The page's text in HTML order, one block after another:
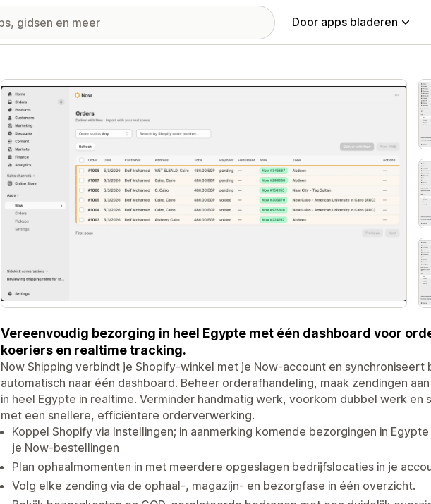
Door apps bladeren
Galerij met uitgelichte afbeeldingen
Vereenvoudig bezorging in heel Egypte met één dashboard voor
koeriers en realtime tracking.
Now Shipping verbindt je Shopify-winkel met je Now-account en synchroniseert
automatisch naar één dashboard. Beheer orderafhandeling, maak zendingen
in heel Egypte in realtime. Verminder handmatig werk, voorkom dubbel werk en
met een snellere, efficiëntere orderverwerking.
Koppel Shopify via Instellingen; in aanmerking komende bezorgingen in
je Now-bestellingen
Plan ophaalmomenten in met meerdere opgeslagen bedrijfslocaties in je
Volg elke zending via de ophaal-, magazijn- en bezorgfase in één overzicht.